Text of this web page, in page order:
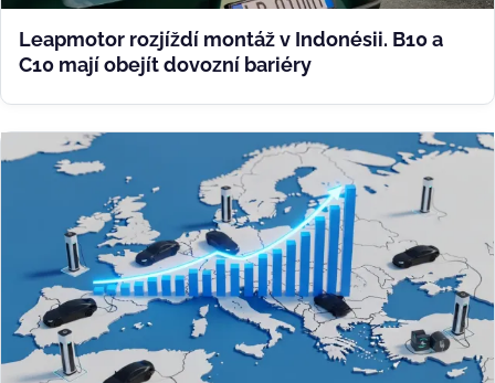
Leapmotor rozjíždí montáž v Indonésii. B10 a
C10 mají obejít dovozní bariéry